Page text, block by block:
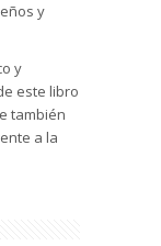
y
y
este libro
también
a la